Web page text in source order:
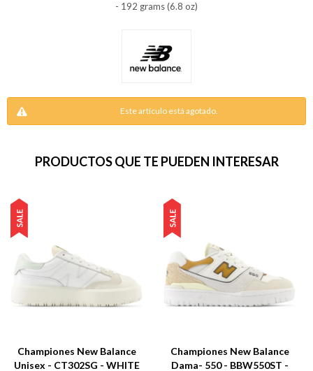
- 192 grams (6.8 oz)
Este artículo está agotado.
PRODUCTOS QUE TE PUEDEN INTERESAR
Championes New Balance
Unisex - CT302SG - WHITE
Championes New Balance
Dama- 550 - BBW550ST -